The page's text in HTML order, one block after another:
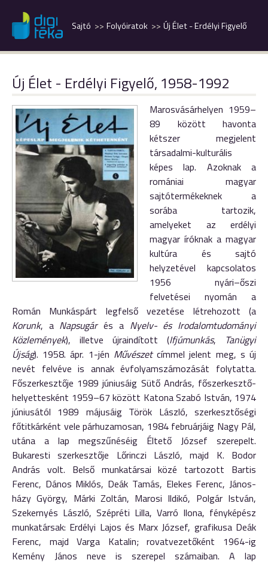
Új Élet - Erdélyi Figyelő
Folyóiratok
Sajtó
Új Élet - Erdélyi Figyelő, 1958-1992
Marosvásárhelyen 1959–
89 között havonta
kétszer megjelent
társadalmi-kulturális
képes lap. Azoknak a
romániai magyar
sajtótermékeknek a
sorába tartozik,
amelyeket az erdélyi
magyar íróknak a magyar
kultúra és sajtó
helyzetével kapcsolatos
1956 nyári–őszi
felvetései nyomán a
Román Munkáspárt legfelső vezetése létrehozott (a
Korunk, a Napsugárés a Nyelv- és Irodalomtudományi
Közlemények), illetve újraindított (Ifjúmunkás, Tanügyi
Újság). 1958. ápr. 1-jén Művészetcímmel jelent meg, s új
nevét felvéve is annak évfolyamszámozását folytatta.
Főszerkesztője 1989 júniusáig Sütő András, főszerkesztő-
helyettesként 1959–67 között Katona Szabó István, 1974
júniusától 1989 májusáig Török László, szerkesztőségi
főtitkárként vele párhuzamosan, 1984 februárjáig Nagy Pál,
utána a lap megszűnéséig Éltető József szerepelt.
Bukaresti szerkesztője Lőrinczi László, majd K. Bodor
András volt. Belső munkatársai közé tartozott Bartis
Ferenc, Dános Miklós, Deák Tamás, Elekes Ferenc, János­
házy György, Márki Zoltán, Marosi Ildikó, Polgár István,
Szekernyés László, Szépréti Lilla, Varró Ilona, fényképész
munkatársak: Erdélyi Lajos és Marx József, grafikusa Deák
Ferenc, majd Varga Katalin; rovatvezetőként 1964-ig
Kemény János neve is szerepel számaiban. A lap